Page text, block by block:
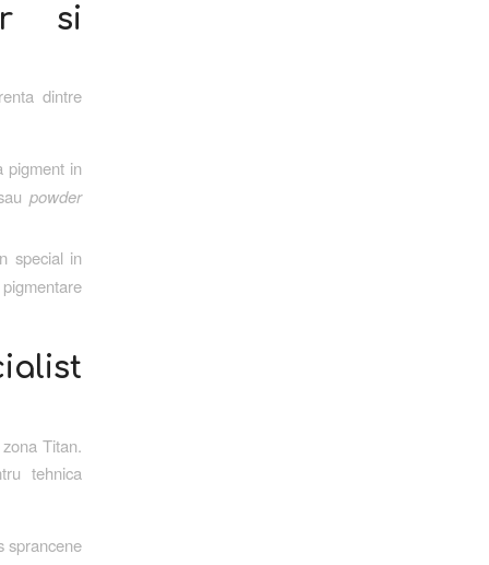
si
dintre
pigment in
powder
special in
Titan.
tehnica
sprancene